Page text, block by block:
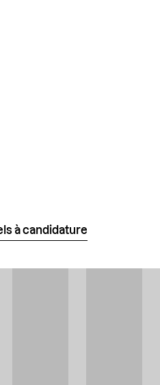
à candidature